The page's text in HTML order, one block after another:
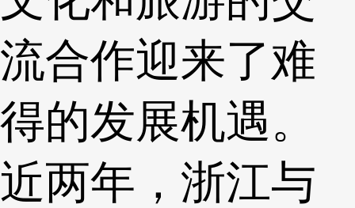
流合作迎来了难
得的发展机遇。
近两年，浙江与